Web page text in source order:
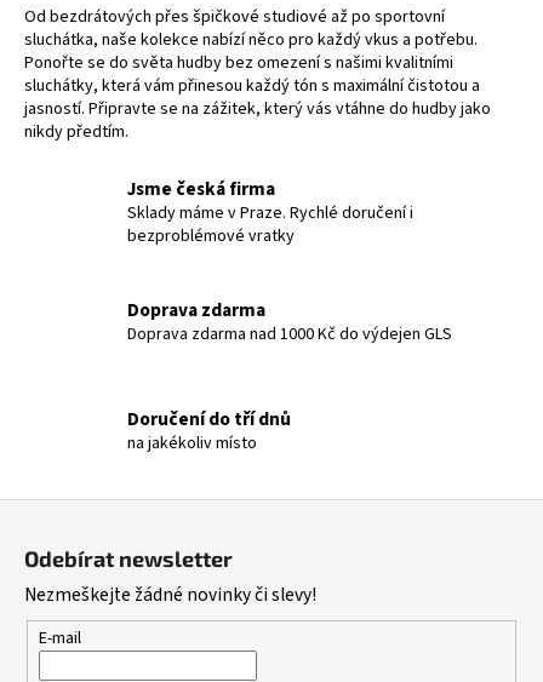
l
á
d
a
p
r
v
ý
s
Od bezdrátových přes špičkové studiové až po sportovní
sluchátka, naše kolekce nabízí něco pro každý vkus a potřebu.
Ponořte se do světa hudby bez omezení s našimi kvalitními
sluchátky, která vám přinesou každý tón s maximální čistotou a
jasností. Připravte se na zážitek, který vás vtáhne do hudby jako
nikdy předtím.
Jsme česká firma
Sklady máme v Praze. Rychlé doručení i
bezproblémové vratky
Doprava zdarma
Doprava zdarma nad 1000 Kč do výdejen GLS
Doručení do tří dnů
na jakékoliv místo
Odebírat newsletter
Nezmeškejte žádné novinky či slevy!
E-mail